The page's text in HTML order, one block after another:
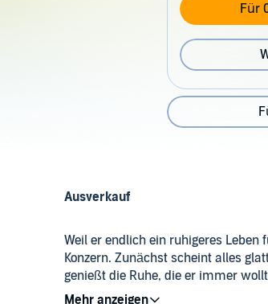
Für
Ausverkauf
Weil er endlich ein ruhigeres
Konzern. Zunächst scheint alles
genießt die Ruhe, die er immer
Frührentner ziemlich langweilig ist.